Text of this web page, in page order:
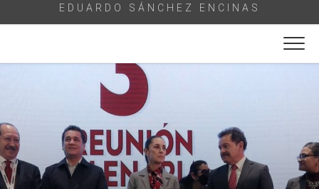
EDUARDO SÁNCHEZ ENCINAS